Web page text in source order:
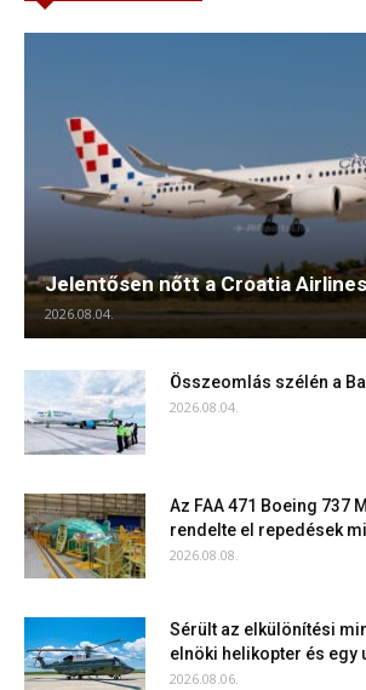
Jelentősen nőtt a Croatia
2026.08.04.
Összeomlás szélén a
2026.08.04.
Az FAA 471 Boeing 737
rendelte el repedések
2026.08.08.
Sérült az elkülönítési
elnöki helikopter és
2026.08.06.